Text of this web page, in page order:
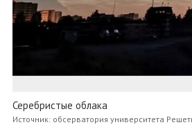
Серебристые облака
Источник: обсерватория университета